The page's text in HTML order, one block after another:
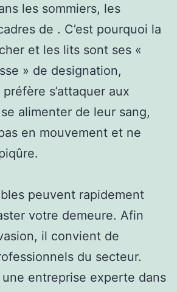
les sommiers, les
de . C’est pourquoi la
et les lits sont ses «
» de designation,
préfère s’attaquer aux
alimenter de leur sang,
en mouvement et ne
peuvent rapidement
votre demeure. Afin
il convient de
du secteur.
entreprise experte dans